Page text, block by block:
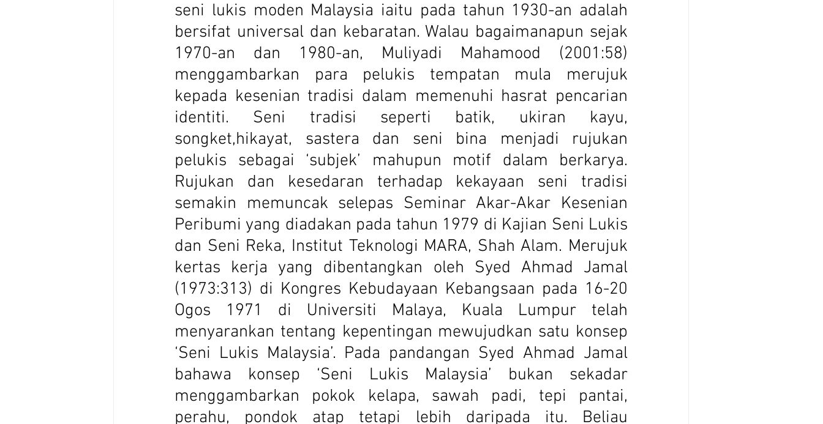
seni lukis moden Malaysia iaitu pada tahun 1930-an adalah
bersifat universal dan kebaratan. Walau bagaimanapun sejak
1970-an dan 1980-an, Muliyadi Mahamood (2001:58)
menggambarkan para pelukis tempatan mula merujuk
kepada kesenian tradisi dalam memenuhi hasrat pencarian
identiti. Seni tradisi seperti batik, ukiran kayu,
songket,hikayat, sastera dan seni bina menjadi rujukan
pelukis sebagai ‘subjek’ mahupun motif dalam berkarya.
Rujukan dan kesedaran terhadap kekayaan seni tradisi
semakin memuncak selepas Seminar Akar-Akar Kesenian
Peribumi yang diadakan pada tahun 1979 di Kajian Seni Lukis
dan Seni Reka, Institut Teknologi MARA, Shah Alam. Merujuk
kertas kerja yang dibentangkan oleh Syed Ahmad Jamal
(1973:313) di Kongres Kebudayaan Kebangsaan pada 16-20
Ogos 1971 di Universiti Malaya, Kuala Lumpur telah
menyarankan tentang kepentingan mewujudkan satu konsep
‘Seni Lukis Malaysia’. Pada pandangan Syed Ahmad Jamal
bahawa konsep ‘Seni Lukis Malaysia’ bukan sekadar
menggambarkan pokok kelapa, sawah padi, tepi pantai,
perahu, pondok atap tetapi lebih daripada itu. Beliau